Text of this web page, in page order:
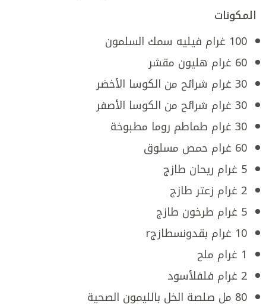
المكونات
100 غرام فيليه سمك السلمون
60 غرام هليون مقشر
30 غرام شرائح من الكوسا الأخضر
30 غرام شرائح من الكوسا الأصفر
30 غرام طماطم روما مطبوخة
60 غرام حمص مسلوق
5 غرام ريحان طازج
2 غرام زعتر طازج
5 غرام طرخون طازج
10 غرام بقدونسطازجr
1 غرام ملح
2 غرام فلفلأسود
80 مل صلصة الخل بالليمون الصحية